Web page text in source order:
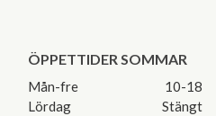
ÖPPETTIDER SOMMAR
Mån-fre
10-18
Lördag
Stängt